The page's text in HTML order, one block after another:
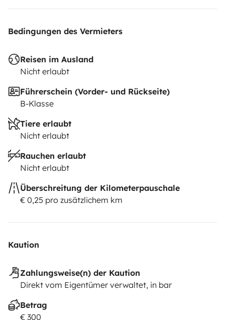
Bedingungen des Vermieters
Reisen im Ausland
Nicht erlaubt
Führerschein (Vorder- und Rückseite)
B-Klasse
Tiere erlaubt
Nicht erlaubt
Rauchen erlaubt
Nicht erlaubt
Überschreitung der Kilometerpauschale
€ 0,25 pro zusätzlichem km
Kaution
Zahlungsweise(n) der Kaution
Direkt vom Eigentümer verwaltet, in bar
Betrag
€ 300